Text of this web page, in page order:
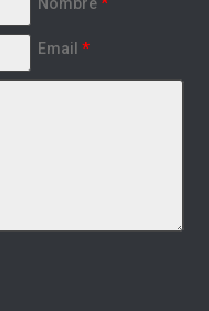
Email *